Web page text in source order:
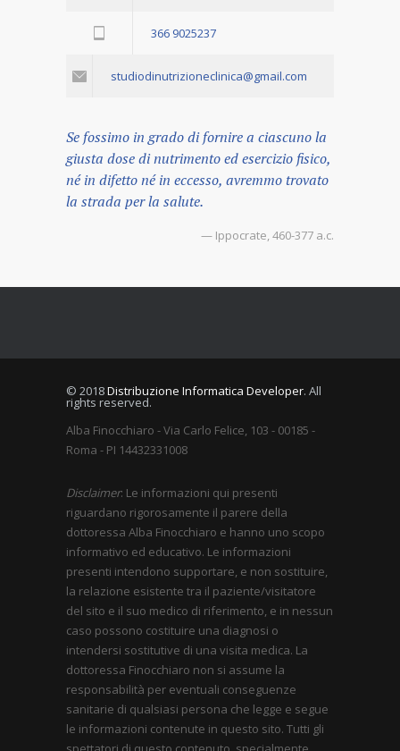
366 9025237
studiodinutrizioneclinica@gmail.com
Se fossimo in grado di fornire a ciascuno la
giusta dose di nutrimento ed esercizio fisico,
né in difetto né in eccesso, avremmo trovato
la strada per la salute.
— Ippocrate, 460-377 a.c.
© 2018Distribuzione Informatica Developer. All
rights reserved.
Alba Finocchiaro - Via Carlo Felice, 103 - 00185 -
Roma - PI 14432331008
Disclaimer: Le informazioni qui presenti
riguardano rigorosamente il parere della
dottoressa Alba Finocchiaro e hanno uno scopo
informativo ed educativo. Le informazioni
presenti intendono supportare, e non sostituire,
la relazione esistente tra il paziente/visitatore
del sito e il suo medico di riferimento, e in nessun
caso possono costituire una diagnosi o
intendersi sostitutive di una visita medica. La
dottoressa Finocchiaro non si assume la
responsabilità per eventuali conseguenze
sanitarie di qualsiasi persona che legge e segue
le informazioni contenute in questo sito. Tutti gli